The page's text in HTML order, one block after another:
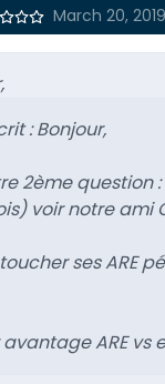
March 20, 2019
:Bonjour,
2ème
voir notre ami
ses ARE
ARE